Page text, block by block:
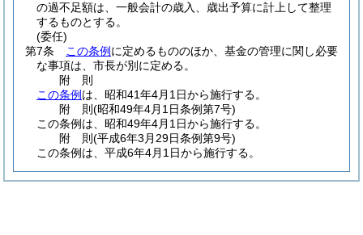
の過不足額は、一般会計の歳入、歳出予算に計上して整理
するものとする。
(委任)
第7条
この条例 に定めるもののほか、基金の管理に関し必要
な事項は、市長が別に定める。
附 則
この条例 は、昭和41年4月1日から施行する。
附 則(昭和49年4月1日条例第7号)
この条例は、昭和49年4月1日から施行する。
附 則(平成6年3月29日条例第9号)
この条例は、平成6年4月1日から施行する。